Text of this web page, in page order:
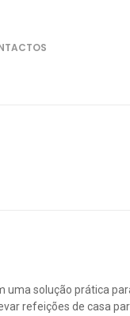
uma solução prática
refeições de casa